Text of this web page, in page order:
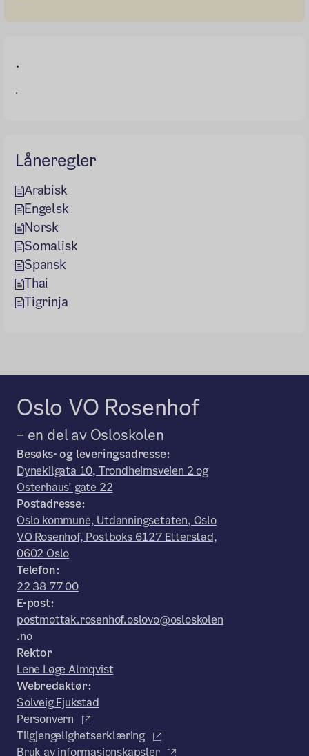
.
.
Låneregler
Arabisk
Engelsk
Norsk
Somalisk
Spansk
Thai
Tigrinja
Oslo VO Rosenhof
– en del av Osloskolen
Besøks- og leveringsadresse:
Dynekilgata 10, Trondheimsveien 2 og
Osterhaus' gate 22
Postadresse:
Oslo kommune, Utdanningsetaten, Oslo
VO Rosenhof, Postboks 6127 Etterstad,
0602 Oslo
Telefon:
22 38 77 00
E-post:
postmottak.rosenhof.oslovo@osloskolen
.no
Rektor
Lene Løge Almqvist
Webredaktør:
Solveig Fjukstad
Personvern
Tilgjengelighetserklæring
Bruk av informasjonskapsler